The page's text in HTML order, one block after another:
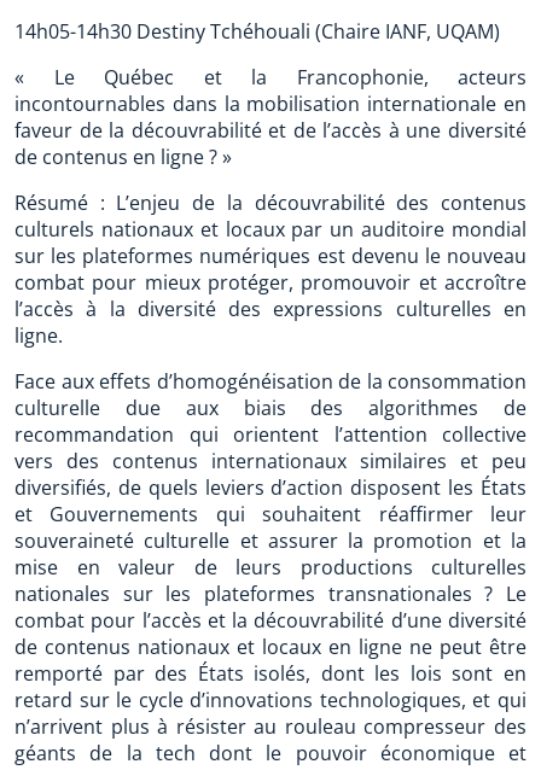
14h05-14h30 Destiny Tchéhouali (Chaire IANF, UQAM)
« Le Québec et la Francophonie, acteurs
incontournables dans la mobilisation internationale en
faveur de la découvrabilité et de l’accès à une diversité
de contenus en ligne ? »
Résumé : L’enjeu de la découvrabilité des contenus
culturels nationaux et locaux par un auditoire mondial
sur les plateformes numériques est devenu le nouveau
combat pour mieux protéger, promouvoir et accroître
l’accès à la diversité des expressions culturelles en
ligne.
Face aux effets d’homogénéisation de la consommation
culturelle due aux biais des algorithmes de
recommandation qui orientent l’attention collective
vers des contenus internationaux similaires et peu
diversifiés, de quels leviers d’action disposent les États
et Gouvernements qui souhaitent réaffirmer leur
souveraineté culturelle et assurer la promotion et la
mise en valeur de leurs productions culturelles
nationales sur les plateformes transnationales ? Le
combat pour l’accès et la découvrabilité d’une diversité
de contenus nationaux et locaux en ligne ne peut être
remporté par des États isolés, dont les lois sont en
retard sur le cycle d’innovations technologiques, et qui
n’arrivent plus à résister au rouleau compresseur des
géants de la tech dont le pouvoir économique et